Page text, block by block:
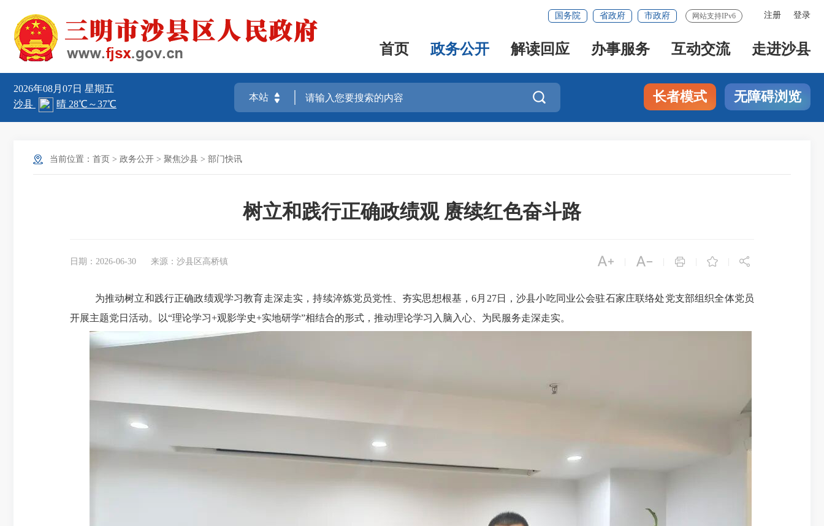
注册 登录
国务院 省政府 市政府 网站支持IPv6
首页 政务公开 解读回应 办事服务 互动交流 走进沙县
2026年08月07日 星期五
 长者模式 无障碍浏览
当前位置： 首页 > 政务公开 > 聚焦沙县 > 部门快讯
树立和践行正确政绩观 赓续红色奋斗路
日期：2026-06-30 来源：沙县区高桥镇     
为推动树立和践行正确政绩观学习教育走深走实，持续淬炼党员党性、夯实思想根基，6月27日，沙县小吃同业公会驻石家庄联络处党支部组织全体党员
开展主题党日活动。以“理论学习+观影学史+实地研学”相结合的形式，推动理论学习入脑入心、为民服务走深走实。